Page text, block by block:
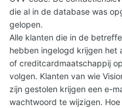
die al in de database was
gelopen.
Alle klanten die in de
hebben ingelogd krijgen het
of creditcardmaatschappij
volgen. Klanten van wie
zijn gestolen krijgen een e-
wachtwoord te wijzigen.